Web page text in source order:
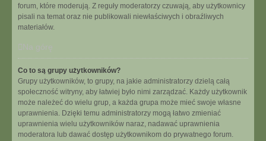
forum, które moderują. Z reguły moderatorzy czuwają, aby użytkownicy
pisali na temat oraz nie publikowali niewłaściwych i obraźliwych
materiałów.
Na górę
Co to są grupy użytkowników?
Grupy użytkowników, to grupy, na jakie administratorzy dzielą całą
społeczność witryny, aby łatwiej było nimi zarządzać. Każdy użytkownik
może należeć do wielu grup, a każda grupa może mieć swoje własne
uprawnienia. Dzięki temu administratorzy mogą łatwo zmieniać
uprawnienia wielu użytkowników naraz, nadawać uprawnienia
moderatora lub dawać dostęp użytkownikom do prywatnego forum.